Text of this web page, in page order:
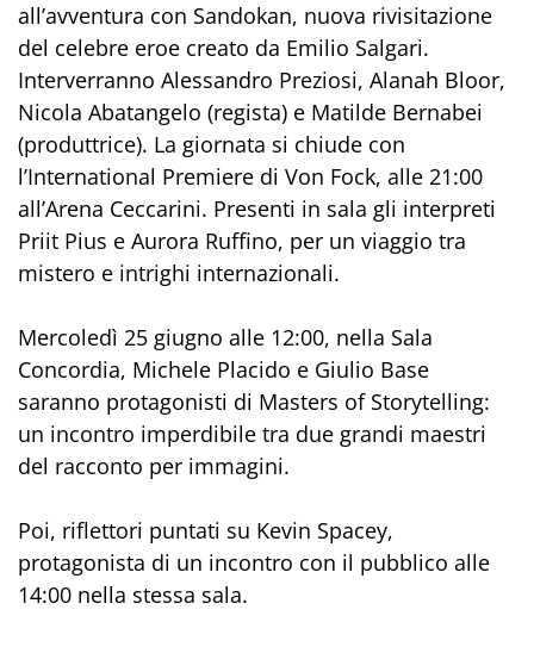
all’avventura con Sandokan, nuova rivisitazione
del celebre eroe creato da Emilio Salgari.
Interverranno Alessandro Preziosi, Alanah Bloor,
Nicola Abatangelo (regista) e Matilde Bernabei
(produttrice). La giornata si chiude con
l’International Premiere di Von Fock, alle 21:00
all’Arena Ceccarini. Presenti in sala gli interpreti
Priit Pius e Aurora Ruffino, per un viaggio tra
mistero e intrighi internazionali.
Mercoledì 25 giugno alle 12:00, nella Sala
Concordia, Michele Placido e Giulio Base
saranno protagonisti di Masters of Storytelling:
un incontro imperdibile tra due grandi maestri
del racconto per immagini.
Poi, riflettori puntati su Kevin Spacey,
protagonista di un incontro con il pubblico alle
14:00 nella stessa sala.